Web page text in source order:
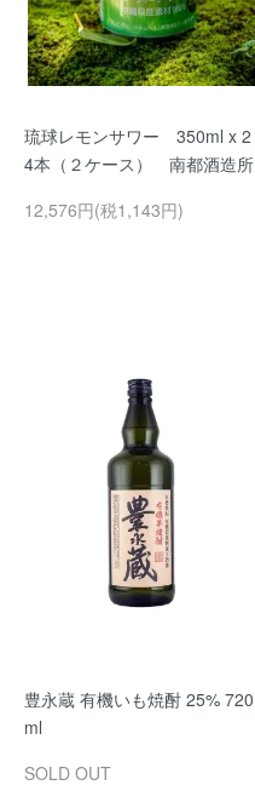
琉球レモンサワー 350ml x 2
4本（２ケース） 南都酒造所
12,576円(税1,143円)
豊永蔵 有機いも焼酎 25% 720
ml
SOLD OUT